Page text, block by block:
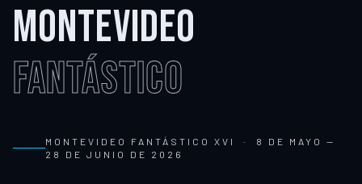
MONTEVIDEO
FANTÁSTICO
MONTEVIDEO FANTÁSTICO XVI · 8 DE MAYO —
28 DE JUNIO DE 2026